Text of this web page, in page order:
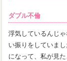
ダブル不倫
浮気しているんじ
い振りをしていま
になって、私が見